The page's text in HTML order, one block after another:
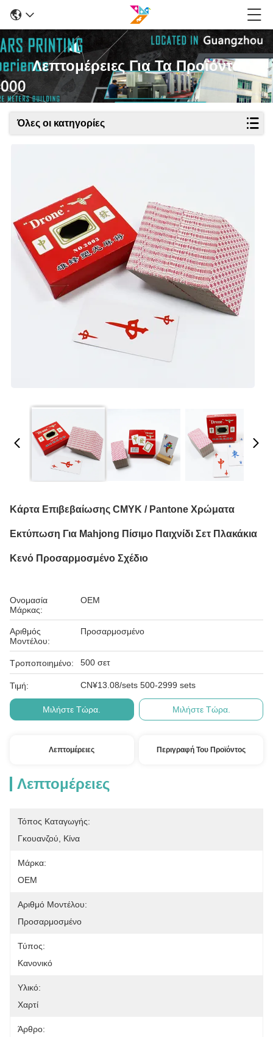
Λεπτομέρειες Για Τα Προϊόντα
Όλες οι κατηγορίες
Κάρτα Επιβεβαίωσης CMYK / Pantone Χρώματα
Εκτύπωση Για Mahjong Πίσιμο Παιχνίδι Σετ Πλακάκια
Κενό Προσαρμοσμένο Σχέδιο
Ονομασία
Μάρκας:
OEM
Αριθμός
Μοντέλου:
Προσαρμοσμένο
Τροποποιημένο: 500 σετ
Τιμή: CN¥13.08/sets 500-2999 sets
Μιλήστε Τώρα. Μιλήστε Τώρα.
Λεπτομέρειες Περιγραφή Του Προϊόντος
Λεπτομέρειες
Τόπος Καταγωγής:
Γκουανζού, Κίνα
Μάρκα:
OEM
Αριθμό Μοντέλου:
Προσαρμοσμένο
Τύπος:
Κανονικό
Υλικό:
Χαρτί
Άρθρο: